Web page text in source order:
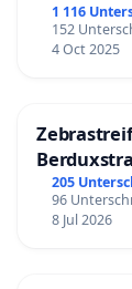
1 116
152
4 Oct 2025
205
96
8 Jul 2026